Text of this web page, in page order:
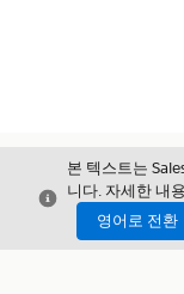
닫기
본 텍스트는
니다. 자세한 내
영어로 전환